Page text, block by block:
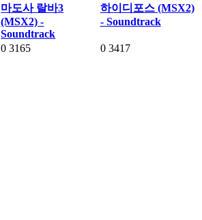
마도사 랄바3
(MSX2) -
Soundtrack
03165
하이디포스 (MSX2)
- Soundtrack
0 3417